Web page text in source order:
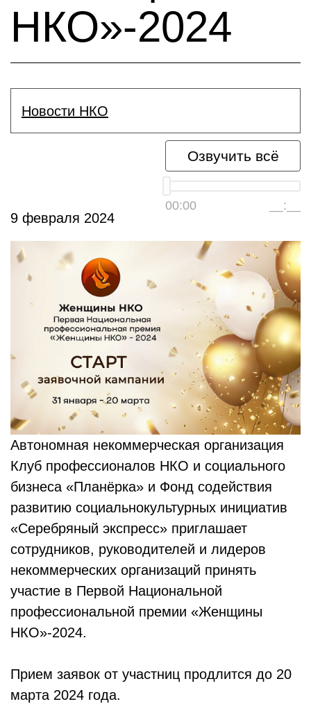
НКО»-2024
Новости НКО
Озвучить всё
00:00 __:__
9 февраля 2024
Автономная некоммерческая организация
Клуб профессионалов НКО и социального
бизнеса «Планёрка» и Фонд содействия
развитию социальнокультурных инициатив
«Серебряный экспресс» приглашает
сотрудников, руководителей и лидеров
некоммерческих организаций принять
участие в Первой Национальной
профессиональной премии «Женщины
НКО»-2024.
Прием заявок от участниц продлится до 20
марта 2024 года.